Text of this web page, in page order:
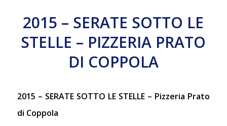
2015 – SERATE SOTTO LE
STELLE – PIZZERIA PRATO
DI COPPOLA
2015 – SERATE SOTTO LE STELLE – Pizzeria Prato
di Coppola